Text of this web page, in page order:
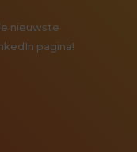
nieuwste
pagina!